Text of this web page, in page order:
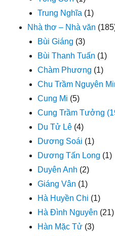
Trung Nghĩa (1)
Nhà thơ – Nhà văn
Bùi Giáng (3)
Bùi Thanh Tuấn (1)
Chàm Phương (1)
Chu Trầm Nguyên
Cung Mi (5)
Cung Trầm Tưởng
Du Tử Lê (4)
Dương Soái (1)
Dương Tấn Long (1)
Duyên Anh (2)
Giáng Vân (1)
Hà Huyền Chi (1)
Hà Đình Nguyên (21)
Hàn Mặc Tử (3)